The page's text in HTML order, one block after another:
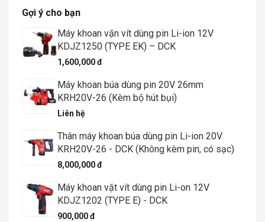
Gợi ý cho bạn
Máy khoan vặn vít dùng pin Li-ion 12V
KDJZ1250 (TYPE EK) – DCK
1,600,000 đ
Máy khoan búa dùng pin 20V 26mm
KRH20V-26 (Kèm bộ hút bụi)
Liên hệ
Thân máy khoan búa dùng pin Li-ion 20V
KRH20V-26 - DCK (Không kèm pin, có sạc)
8,000,000 đ
Máy khoan vặt vít dùng pin Li-on 12V
KDJZ1202 (TYPE E) - DCK
900,000 đ